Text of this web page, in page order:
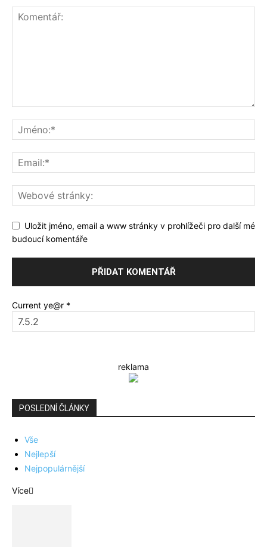
Uložit jméno, email a www stránky v prohlížeči pro další mé
budoucí komentáře
Current ye@r *
reklama
POSLEDNÍ ČLÁNKY
Vše
Nejlepší
Nejpopulárnější
Více